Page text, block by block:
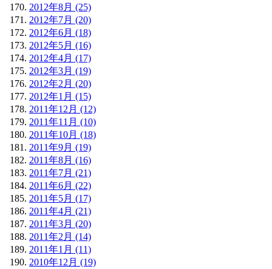
2012年8月 (25)
2012年7月 (20)
2012年6月 (18)
2012年5月 (16)
2012年4月 (17)
2012年3月 (19)
2012年2月 (20)
2012年1月 (15)
2011年12月 (12)
2011年11月 (10)
2011年10月 (18)
2011年9月 (19)
2011年8月 (16)
2011年7月 (21)
2011年6月 (22)
2011年5月 (17)
2011年4月 (21)
2011年3月 (20)
2011年2月 (14)
2011年1月 (11)
2010年12月 (19)